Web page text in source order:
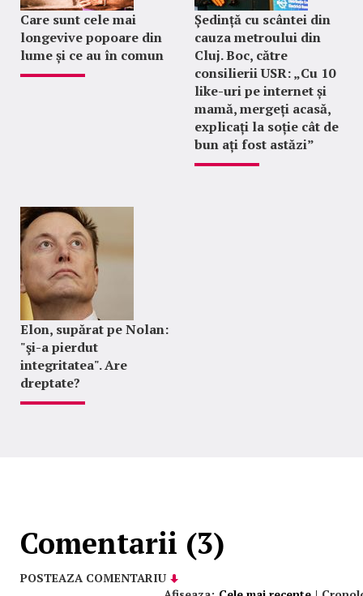
Care sunt cele mai
longevive popoare din
lume și ce au în comun
Ședință cu scântei din
cauza metroului din
Cluj. Boc, către
consilierii USR: „Cu 10
like-uri pe internet și
mamă, mergeți acasă,
explicați la soție cât de
bun ați fost astăzi”
Elon, supărat pe Nolan:
"şi-a pierdut
integritatea". Are
dreptate?
Comentarii (3)
POSTEAZA COMENTARIU